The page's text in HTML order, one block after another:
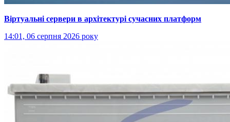
Віртуальні сервери в архітектурі сучасних платформ
14:01, 06 серпня 2026 року